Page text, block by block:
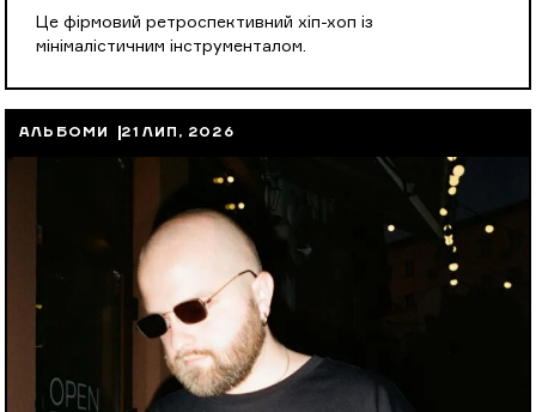
Це фірмовий ретроспективний хіп-хоп із
мінімалістичним інструменталом.
АЛЬБОМИ 21 ЛИП, 2026